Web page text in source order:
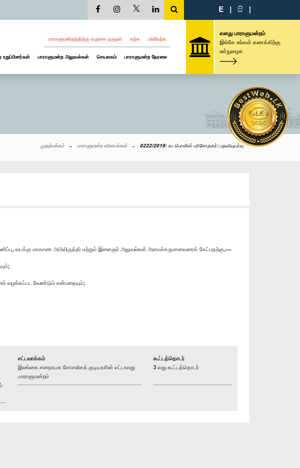
E | සි |
பாராளுமன்றத்திற்கு வருகை தருதல் கற்க பங்கேற்க
உறுப்பினர்கள் பாராளுமன்ற அலுவல்கள் செயலகம் பாராளுமன்ற நேரலை
எனது பாராளுமன்றம்
இங்கே உங்கள் கணக்கிற்கு
உள்நுழைக
முதற்பக்கம் பாராளுமன்ற வினாக்கள் 0222/2019: உப பொலிஸ் பரிசோதகர்: பதவியுயர்வு
வடக்கு மாகாண அபிவிருத்தி மற்றும் இளைஞர் அலுவல்கள் அமைச்சருமானவரைக் கேட்பதற்கு,—
வழங்கப்பட வேண்டும் என்பதையும்;
சட்டவாக்கம்
இலங்கை சனநாயக சோசலிசக் குடியரசின் எட்டாவது
பாராளுமன்றம்
கூட்டத்தொடர்
3 வது கூட்டத்தொடர்